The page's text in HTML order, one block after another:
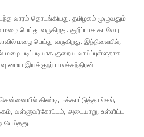
வாரம் தொடங்கியது. தமிழகம் முழுவதும்
பெய்து வருகிறது. குறிப்பாக கடலோர
மழை பெய்து வருகிறது. இந்நிலையில்,
படிப்படியாக குறைய வாய்ப்புள்ளதாக
இயக்குநர் பாலச்சந்திரன்
சென்னையில் கிண்டி, ஈக்காட்டுத்தாங்கல்,
வள்ளுவர்கோட்டம், அடையாறு, உள்ளிட்ட
பெய்தது.